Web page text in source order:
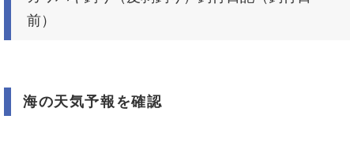
前）
海の天気予報を確認